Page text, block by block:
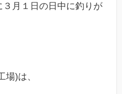
月１日の日中に釣りが
場)は、